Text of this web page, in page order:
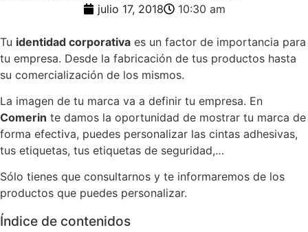
julio 17, 2018
10:30 am
Tu identidad corporativa es un factor de importancia para
tu empresa. Desde la fabricación de tus productos hasta
su comercialización de los mismos.
La imagen de tu marca va a definir tu empresa. En
Comerin te damos la oportunidad de mostrar tu marca de
forma efectiva, puedes personalizar las cintas adhesivas,
tus etiquetas, tus etiquetas de seguridad,…
Sólo tienes que consultarnos y te informaremos de los
productos que puedes personalizar.
Índice de contenidos